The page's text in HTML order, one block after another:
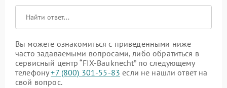
Вы можете ознакомиться с приведенными ниже
часто задаваемыми вопросами, либо обратиться в
сервисный центр “FIX-Bauknecht” по следующему
телефону+7 (800) 301-55-83 если не нашли ответ на
свой вопрос.